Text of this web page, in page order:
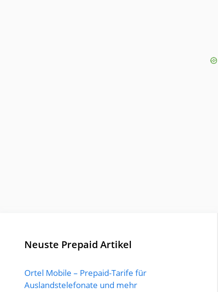
Neuste Prepaid Artikel
Ortel Mobile – Prepaid-Tarife für
Auslandstelefonate und mehr